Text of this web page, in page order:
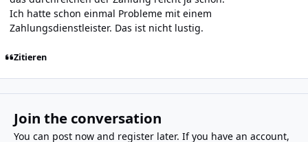
Ich hatte schon einmal Probleme mit einem
Zahlungsdienstleister. Das ist nicht lustig.
Zitieren
Join the conversation
You can post now and register later. If you have an account,